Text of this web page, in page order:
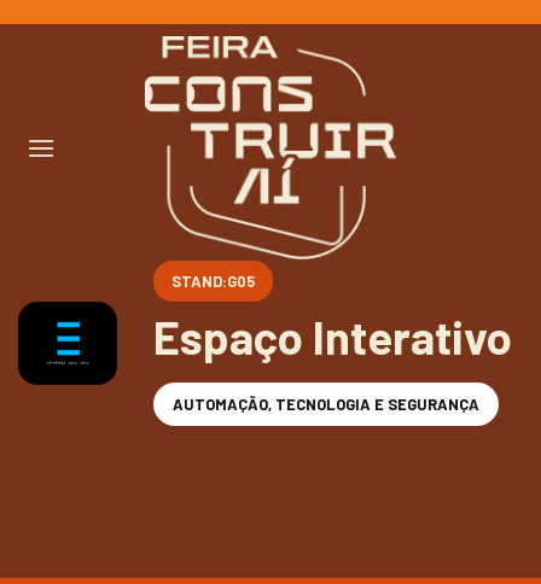
STAND:G05
Espaço Interativo
AUTOMAÇÃO, TECNOLOGIA E SEGURANÇA